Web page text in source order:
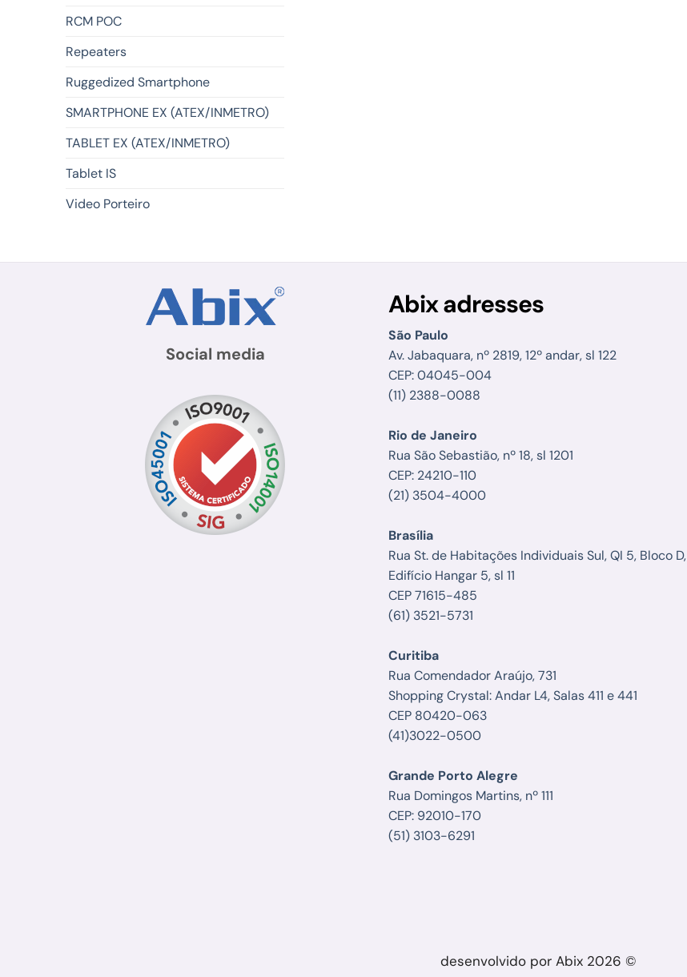
RCM POC
Repeaters
Ruggedized Smartphone
SMARTPHONE EX (ATEX/INMETRO)
TABLET EX (ATEX/INMETRO)
Tablet IS
Video Porteiro
Social media
Abix adresses
São Paulo
Av. Jabaquara, nº 2819, 12º andar, sl 122
CEP: 04045-004
(11) 2388-0088
Rio de Janeiro
Rua São Sebastião, nº 18, sl 1201
CEP: 24210-110
(21) 3504-4000
Brasília
Rua St. de Habitações Individuais Sul, QI 5, Bloco D,
Edifício Hangar 5, sl 11
CEP 71615-485
(61) 3521-5731
Curitiba
Rua Comendador Araújo, 731
Shopping Crystal: Andar L4, Salas 411 e 441
CEP 80420-063
(41)3022-0500
Grande Porto Alegre
Rua Domingos Martins, nº 111
CEP: 92010-170
(51) 3103-6291
desenvolvido por Abix 2026 ©